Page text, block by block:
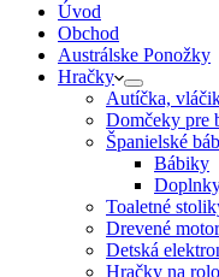
Úvod
Obchod
Austrálske Ponožky
Hračky
Autíčka,
Domčeky pre
Španielské
Bábiky
Toaletné
Drevené
Detská
Hračky na